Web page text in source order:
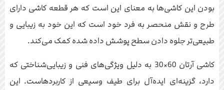
بودن این کاشی‌ها به معنای این است که هر قطعه کاشی دارای
طرح و نقش منحصر به فرد خود است که این خود به زیبایی و
طبیعی‌تر جلوه دادن سطح پوشش داده شده کمک می‌کند.
کاشی آرتان 60×30 به دلیل ویژگی‌های فنی و زیبایی‌شناختی که
دارد، گزینه‌ای ایده‌آل برای طیف وسیعی از کاربردهاست. این